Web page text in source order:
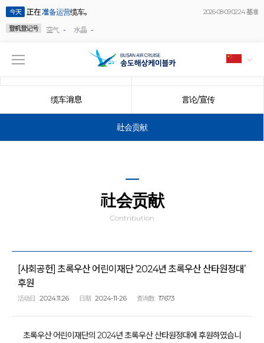
今天 正在准备运营缆车。
2026-08-09 02:24 基准
登机登记号
空气 - 水晶 -
缆车消息 言论/宣传
社会贡献
社会贡献
Contribution
[사회공헌] 초록우산 어린이재단 ‘2024년 초록우산 산타원정대’
후원
活动日 2024.11.26 日期 2024-11-26 查询数 17673
초록우산 어린이재단의 2024년 초록우산 산타원정대에 후원하였습니